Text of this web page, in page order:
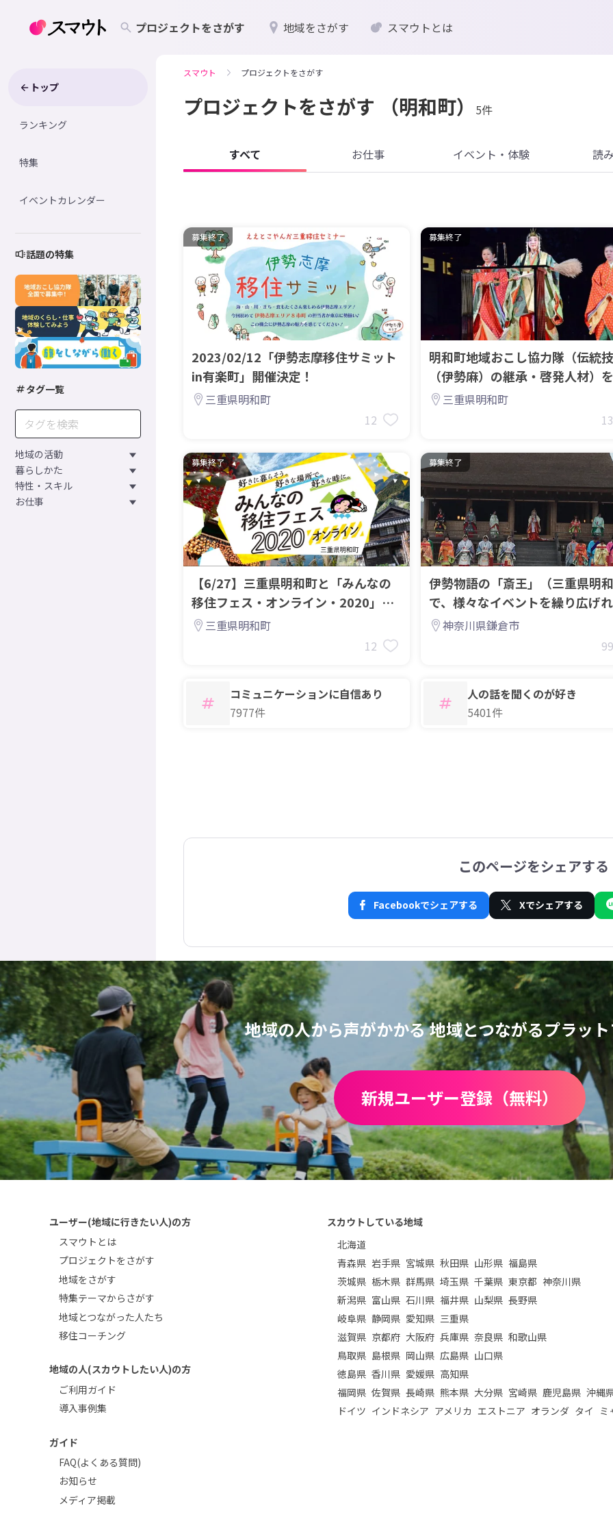
プロジェクトをさがす 地域をさがす スマウトとは
トップ
ランキング
特集
イベントカレンダー
話題の特集
タグ一覧
地域の活動
暮らしかた
特性・スキル
お仕事
スマウト プロジェクトをさがす
プロジェクトをさがす （明和町） 5件
すべて お仕事 イベント・体験 読
募集終了
2023/02/12「伊勢志摩移住サミット
in有楽町」開催決定！
三重県明和町
12
募集終了
明和町地域おこし協力隊（伝統
（伊勢麻）の継承・啓発人材）
します
三重県明和町
募集終了
【6/27】三重県明和町と「みんなの
移住フェス・オンライン・2020」で
繋がってくださる方募集♪
三重県明和町
12
募集終了
伊勢物語の「斎王」（三重県明
で、様々なイベントを繰り広げ
ます。そのイベント担当を募集！
神奈川県鎌倉市
コミュニケーションに自信あり
7977件
人の話を聞くのが好き
5401件
このページをシェアする
Facebookでシェアする Xでシェアする
地域の人から声がかかる地域とつながるプラッ
新規ユーザー登録（無料）
ユーザー(地域に行きたい人)の方
スマウトとは
プロジェクトをさがす
地域をさがす
特集テーマからさがす
地域とつながった人たち
移住コーチング
地域の人(スカウトしたい人)の方
ご利用ガイド
導入事例集
ガイド
FAQ(よくある質問)
お知らせ
メディア掲載
スカウトしている地域
北海道
青森県 岩手県 宮城県 秋田県 山形県 福島県
茨城県 栃木県 群馬県 埼玉県 千葉県 東京都 神奈川県
新潟県 富山県 石川県 福井県 山梨県 長野県
岐阜県 静岡県 愛知県 三重県
滋賀県 京都府 大阪府 兵庫県 奈良県 和歌山県
鳥取県 島根県 岡山県 広島県 山口県
徳島県 香川県 愛媛県 高知県
福岡県 佐賀県 長崎県 熊本県 大分県 宮崎県 鹿児島県 沖縄
ドイツ インドネシア アメリカ エストニア オランダ タイ ミ